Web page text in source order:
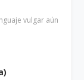
vulgar aún